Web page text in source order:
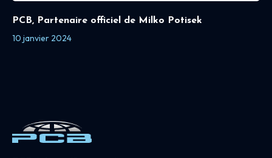
PCB, Partenaire officiel de Milko Potisek
10 janvier 2024